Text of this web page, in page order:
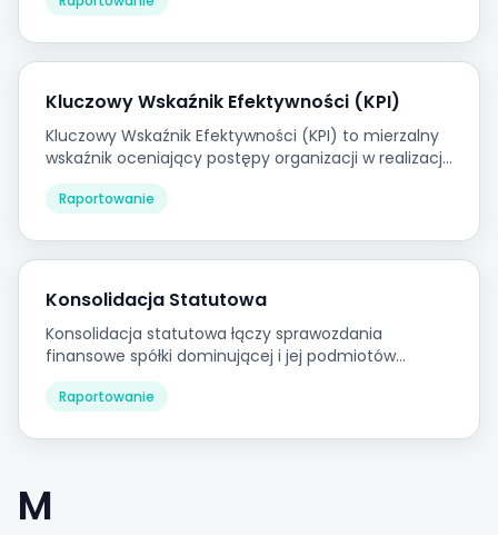
Kluczowy Wskaźnik Efektywności (KPI)
Kluczowy Wskaźnik Efektywności (KPI) to mierzalny
wskaźnik oceniający postępy organizacji w realizacji
zdefiniowanego celu strategicznego lub
operacyjnego.
Raportowanie
Konsolidacja Statutowa
Konsolidacja statutowa łączy sprawozdania
finansowe spółki dominującej i jej podmiotów
zależnych w jeden zestaw grupowych sprawozdań
finansowych wymagany przez prawo.
Raportowanie
M